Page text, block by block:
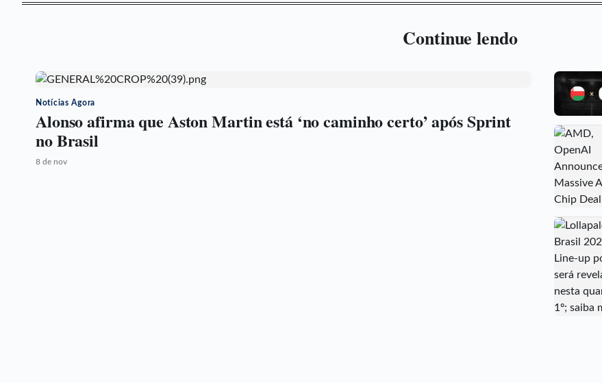
Continue lendo
Notícias Agora
Alonso afirma que Aston Martin está ‘no caminho certo’ após Sprint
no Brasil
8 de nov